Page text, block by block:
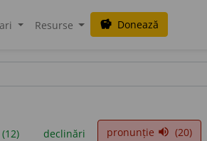
Resurse savings Donează
declinări pronunție volume_up (20)